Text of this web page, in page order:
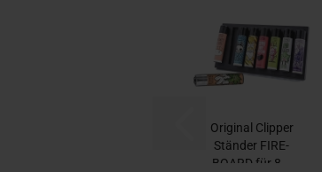
Original Clipper
Ständer FIRE-
BOARD für 8...